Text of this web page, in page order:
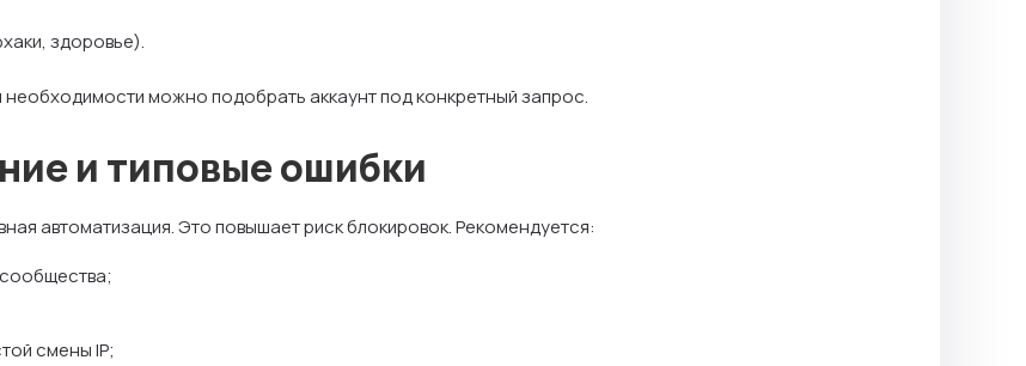
здоровье).
можно подобрать аккаунт под конкретный запрос.
и типовые ошибки
автоматизация. Это повышает риск блокировок. Рекомендуется:
смены IP;